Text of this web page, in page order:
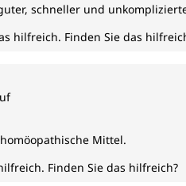
schneller und
hilfreich. Finden Sie das
5 von 5 Sternen
Mittel.
Finden Sie das hilfreich?